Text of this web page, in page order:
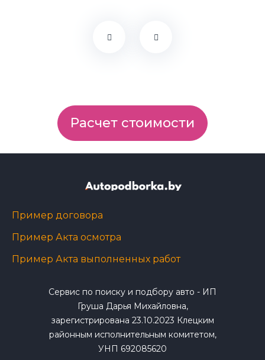
Расчет стоимости
Пример договора
Пример Акта осмотра
Пример Акта выполненных работ
Сервис по поиску и подбору авто - ИП
Груша Дарья Михайловна,
зарегистрирована 23.10.2023 Клецким
районным исполнительным комитетом,
УНП 692085620